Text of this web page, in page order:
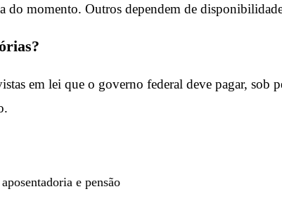
do momento. Outros dependem de
em lei que o governo federal deve pagar,
e pensão